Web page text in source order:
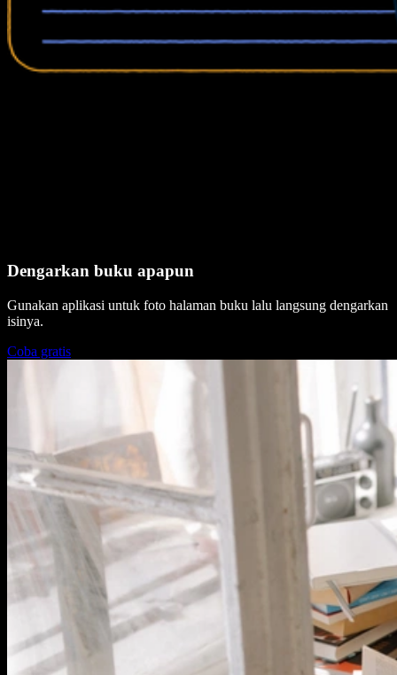
Dengarkan buku apapun
Gunakan aplikasi untuk foto halaman buku lalu langsung dengarkan
isinya.
Coba gratis